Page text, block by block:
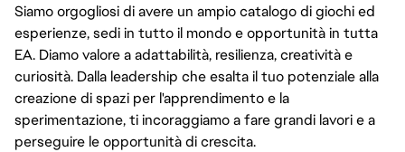
Siamo orgogliosi di avere un ampio catalogo di giochi ed
esperienze, sedi in tutto il mondo e opportunità in tutta
EA. Diamo valore a adattabilità, resilienza, creatività e
curiosità. Dalla leadership che esalta il tuo potenziale alla
creazione di spazi per l'apprendimento e la
sperimentazione, ti incoraggiamo a fare grandi lavori e a
perseguire le opportunità di crescita.